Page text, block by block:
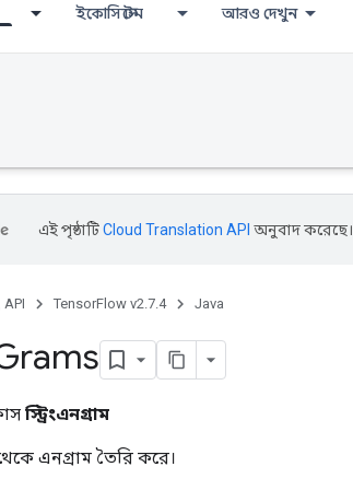
ইকোসিস্টেম আরও দেখুন
এই পৃষ্ঠাটিCloud Translation API অনুবাদ করেছে।
API TensorFlow v2.7.4 Java
স্ট্রিংএনগ্রাম
এনগ্রাম তৈরি করে।